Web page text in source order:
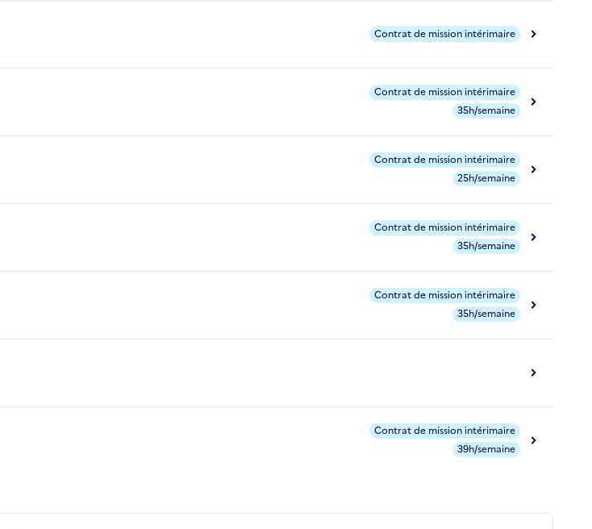
Contrat de mission intérimaire
Contrat de mission intérimaire
35h/semaine
Contrat de mission intérimaire
25h/semaine
Contrat de mission intérimaire
35h/semaine
Contrat de mission intérimaire
35h/semaine
Contrat de mission intérimaire
39h/semaine